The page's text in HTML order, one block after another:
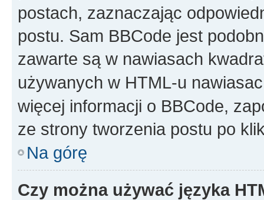
postach, zaznaczając
postu. Sam BBCode jest
zawarte są w nawiasach
używanych w HTML-u
więcej informacji o BBCode,
ze strony tworzenia postu po
Na górę
Czy można używać języka